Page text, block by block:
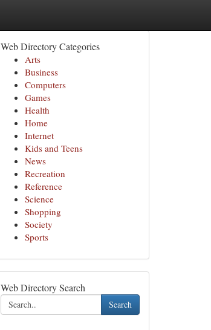
Web Directory Categories
Arts
Business
Computers
Games
Health
Home
Internet
Kids and Teens
News
Recreation
Reference
Science
Shopping
Society
Sports
Web Directory Search
Search